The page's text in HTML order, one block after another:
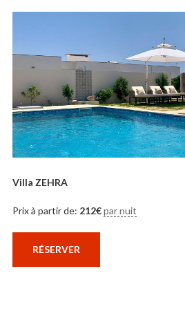
Villa ZEHRA
Prix à partir de: 212€ par nuit
RÉSERVER